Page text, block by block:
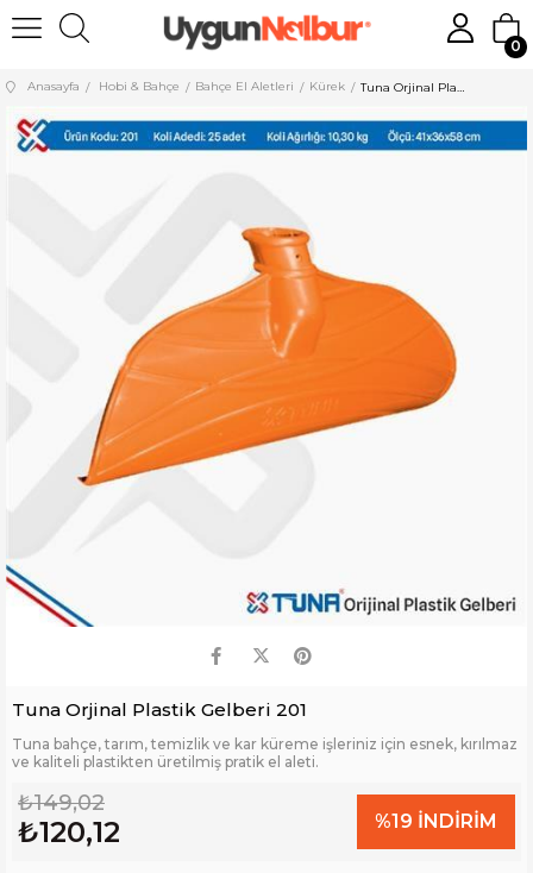
0
Anasayfa Hobi & Bahçe Bahçe El Aletleri Kürek
Tuna Orjinal Plastik Gelberi 201
Tuna bahçe, tarım, temizlik ve kar küreme işleriniz için esnek, kırılmaz
ve kaliteli plastikten üretilmiş pratik el aleti.
₺149,02
₺120,12 %19 İNDIRIM